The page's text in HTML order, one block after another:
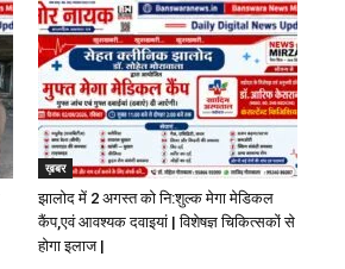
ख़बर
झालोद में 2 अगस्त को नि:शुल्क मेगा मेडिकल
कैंप,एवं आवश्यक दवाइयां | विशेषज्ञ चिकित्सकों से
होगा इलाज |